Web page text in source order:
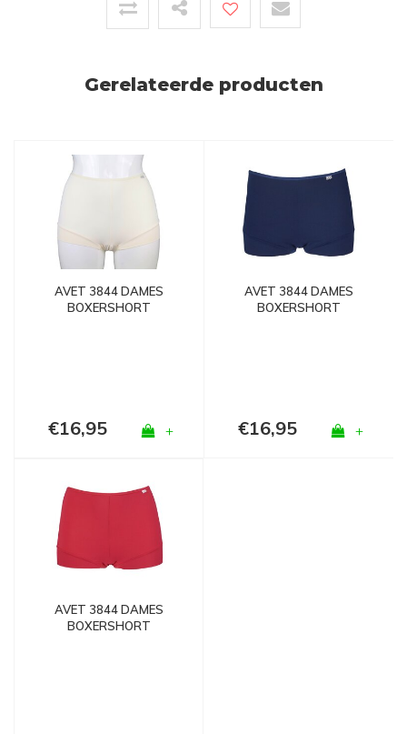
Gerelateerde producten
AVET 3844 DAMES
BOXERSHORT
€16,95 +
AVET 3844 DAMES
BOXERSHORT
€16,95 +
AVET 3844 DAMES
BOXERSHORT